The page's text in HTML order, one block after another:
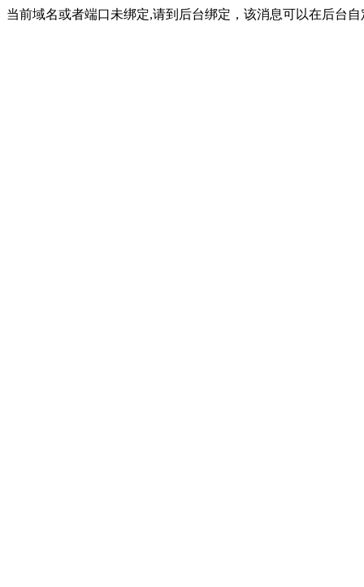
当前域名或者端口未绑定,请到后台绑定，该消息可以在后台自